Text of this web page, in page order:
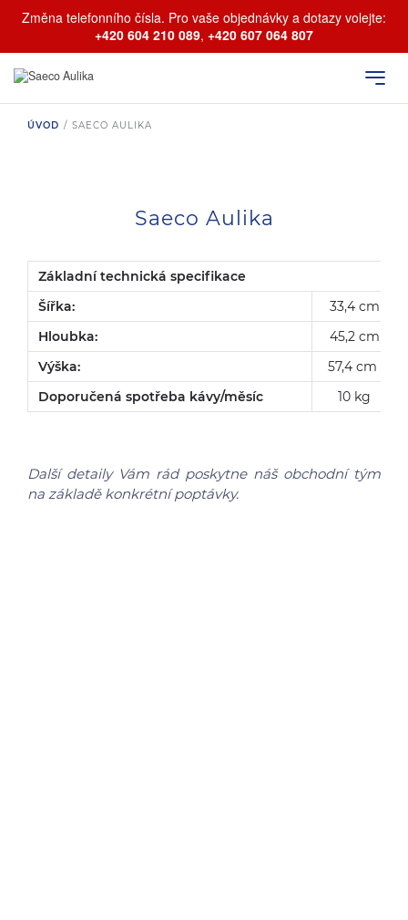
Změna telefonního čísla. Pro vaše objednávky a dotazy volejte:
+420 604 210 089, +420 607 064 807
ÚVOD / SAECO AULIKA
Saeco Aulika
Základní technická specifikace
Šířka:
33,4 cm
Hloubka:
45,2 cm
Výška:
57,4 cm
Doporučená spotřeba kávy/měsíc
10 kg
Další detaily Vám rád poskytne náš obchodní tým
na základě konkrétní poptávky.